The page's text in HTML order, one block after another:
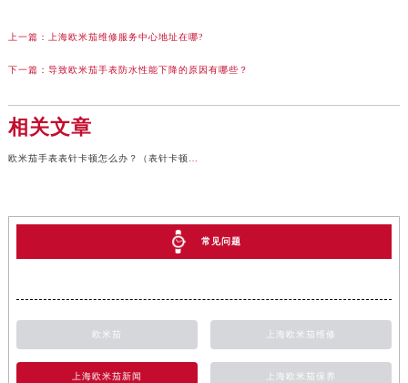
上一篇： 上海欧米茄维修服务中心地址在哪?
下一篇： 导致欧米茄手表防水性能下降的原因有哪些？
相关文章
常见问题
欧米茄 上海欧米茄维修
上海欧米茄新闻 上海欧米茄保养